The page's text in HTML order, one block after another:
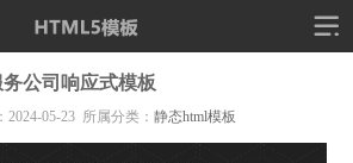
公司响应式模板
2024-05-23 所属分类： 静态html模板